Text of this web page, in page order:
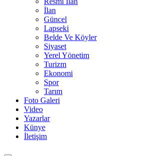
İlan
Güncel
Lapseki
Belde Ve Köyler
Siyaset
Yerel Yönetim
Turizm
Ekonomi
Spor
Tarım
Foto Galeri
Video
Yazarlar
Künye
İletişim